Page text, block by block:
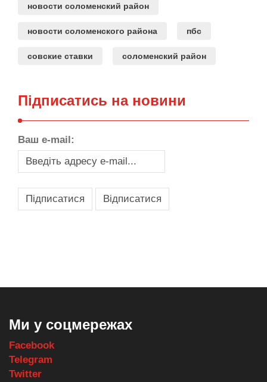
новости соломенский район
новости соломенского района пбс
совские ставки соломенский район
Підписатись на новини
Ваш e-mail:
Ми у соцмережах
Facebook
Telegram
Twitter